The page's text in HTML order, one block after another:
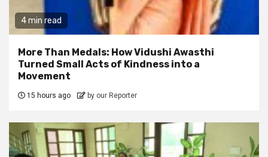
4 min read
More Than Medals: How Vidushi Awasthi
Turned Small Acts of Kindness into a
Movement
15 hours ago by our Reporter